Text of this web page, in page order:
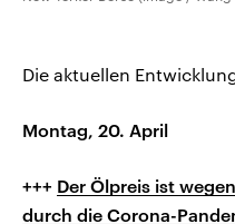
Die aktuellen
Montag, 20. April
+++ Der Ölpreis ist
durch die Corona-